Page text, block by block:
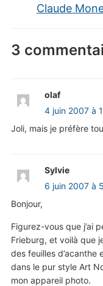
Claude
3
olaf
4 juin 2007 à
Joli, mais je préfère
Sylvie
6 juin 2007 à
Bonjour,
Figurez-vous que j’ai
Frieburg, et voilà que
des feuilles d’acanthe
dans le pur style Art
mon appareil photo.